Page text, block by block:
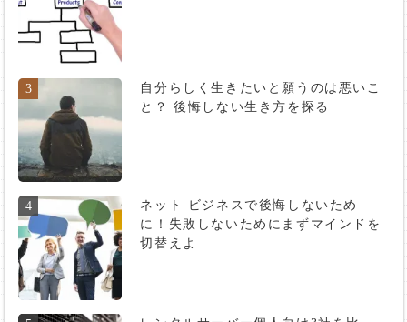
3
自分らしく生きたいと願うのは悪いこ
と？ 後悔しない生き方を探る
4
ネット ビジネスで後悔しないため
に！失敗しないためにまずマインドを
切替えよ